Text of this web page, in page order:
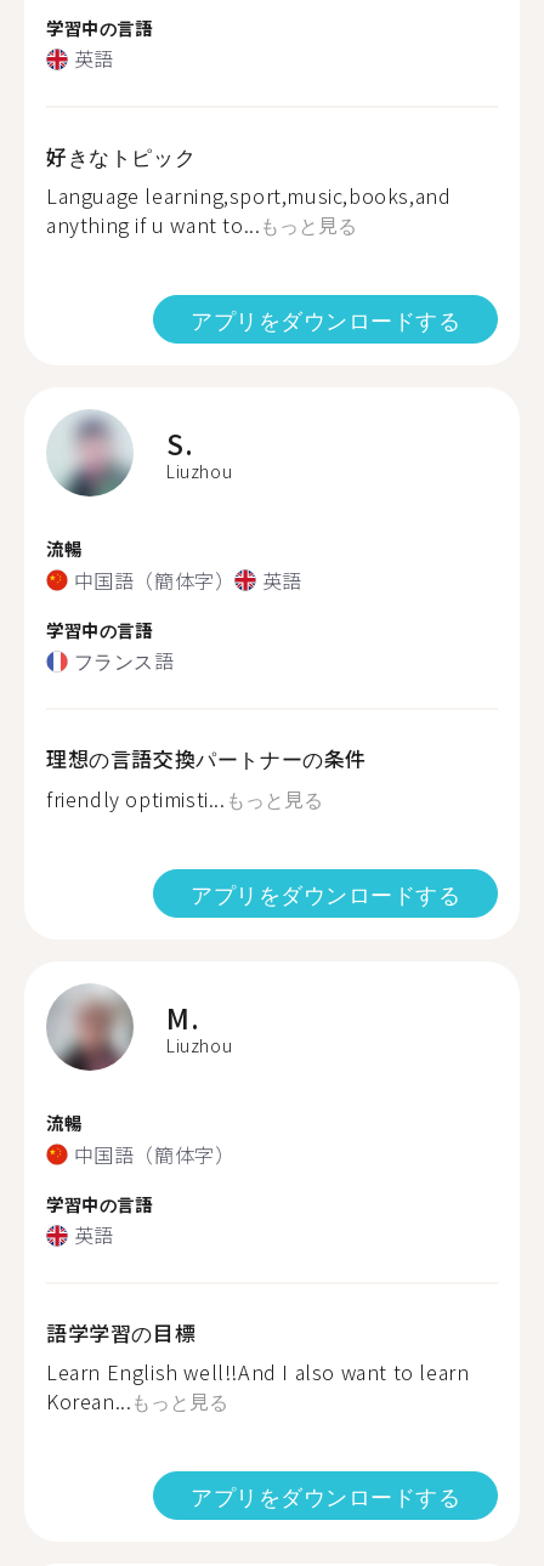
学習中の言語
英語
好きなトピック
Language learning,sport,music,books,and
anything if u want to...もっと見る
アプリをダウンロードする
S.
Liuzhou
流暢
中国語（簡体字） 英語
学習中の言語
フランス語
理想の言語交換パートナーの条件
friendly optimisti... もっと見る
アプリをダウンロードする
M.
Liuzhou
流暢
中国語（簡体字）
学習中の言語
英語
語学学習の目標
Learn English well!!And I also want to learn
Korean...もっと見る
アプリをダウンロードする